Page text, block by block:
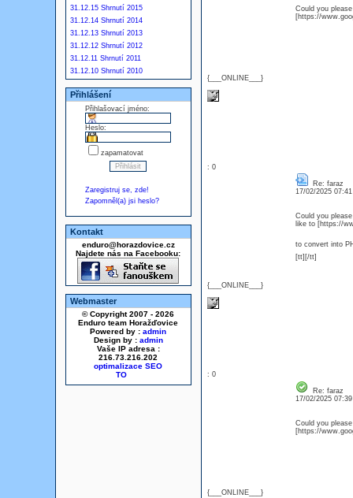
31.12.15 Shrnutí 2015
31.12.14 Shrnutí 2014
31.12.13 Shrnutí 2013
31.12.12 Shrnutí 2012
31.12.11 Shrnutí 2011
31.12.10 Shrnutí 2010
Přihlášení
Přihlašovací jméno:
Heslo:
zapamatovat
Zaregistruj se, zde!
Zapomněl(a) jsi heslo?
Kontakt
enduro@horazdovice.cz
Najdete nás na Facebooku:
Webmaster
© Copyright 2007 - 2026
Enduro team Horažďovice
Powered by : admin
Design by : admin
Vaše IP adresa :
216.73.216.202
optimalizace SEO
{___ONLINE___}
Could you
[https://
: 0
{___ONLINE___}
Re: faraz
17/02/2025
Could you
like to [https://
to convert into
[tt][/tt]
: 0
{___ONLINE___}
Re: faraz
17/02/2025
Could you
[https://